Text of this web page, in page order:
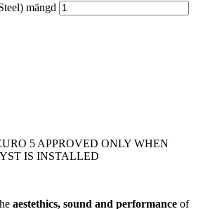
mängd
5 APPROVED ONLY WHEN
IS INSTALLED
aestethics, sound and performance of